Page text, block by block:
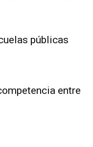
públicas
entre